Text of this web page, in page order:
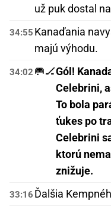
už puk dostal
34:55 Kanaďania
majú výhodu.
34:02 🥅🏒Gól!
Celebrini,
To bola
ťukes po
Celebrini
ktorú
znižuje.
33:16 Ďalšia